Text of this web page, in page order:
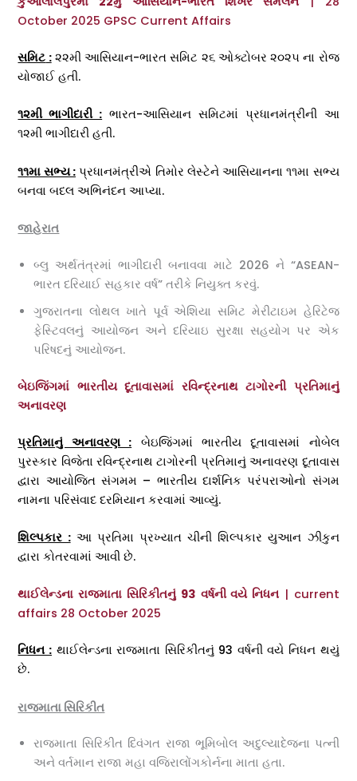
October 2025 GPSC Current Affairs
સમિટ :૨૨મી આસિયાન-ભારત સમિટ ૨૬ ઓક્ટોબર ૨૦૨૫ ના રોજ
યોજાઈ હતી.
૧૨મી ભાગીદારી : ભારત-આસિયાન સમિટમાં પ્રધાનમંત્રીની આ
૧૨મી ભાગીદારી હતી.
૧૧મા સભ્ય :પ્રધાનમંત્રીએ તિમોર લેસ્ટેને આસિયાનના ૧૧મા સભ્ય
બનવા બદલ અભિનંદન આપ્યા.
જાહેરાત
બ્લુ અર્થતંત્રમાં ભાગીદારી બનાવવા માટે 2026 ને “ASEAN-
ભારત દરિયાઈ સહકાર વર્ષ” તરીકે નિયુક્ત કરવું.
ગુજરાતના લોથલ ખાતે પૂર્વ એશિયા સમિટ મેરીટાઇમ હેરિટેજ
ફેસ્ટિવલનું આયોજન અને દરિયાઇ સુરક્ષા સહયોગ પર એક
પરિષદનું આયોજન.
બેઇજિંગમાં ભારતીય દૂતાવાસમાં રવિન્દ્રનાથ ટાગોરની પ્રતિમાનું
અનાવરણ
પ્રતિમાનું અનાવરણ : બેઇજિંગમાં ભારતીય દૂતાવાસમાં નોબેલ
પુરસ્કાર વિજેતા રવિન્દ્રનાથ ટાગોરની પ્રતિમાનું અનાવરણ દૂતાવાસ
દ્વારા આયોજિત સંગમમ – ભારતીય દાર્શનિક પરંપરાઓનો સંગમ
નામના પરિસંવાદ દરમિયાન કરવામાં આવ્યું.
શિલ્પકાર :આ પ્રતિમા પ્રખ્યાત ચીની શિલ્પકાર યુઆન ઝીકુન
દ્વારા કોતરવામાં આવી છે.
થાઈલેન્ડના રાજમાતા સિરિકીતનું 93 વર્ષની વયે નિધન| current
affairs 28 October 2025
નિધન : થાઈલેન્ડના રાજમાતા સિરિકીતનું 93 વર્ષની વયે નિધન થયું
છે.
રાજમાતા સિરિકીત
રાજમાતા સિરિકીત દિવંગત રાજા ભૂમિબોલ અદુલ્યાદેજના પત્ની
અને વર્તમાન રાજા મહા વજિરાલોંગકોર્નના માતા હતા.